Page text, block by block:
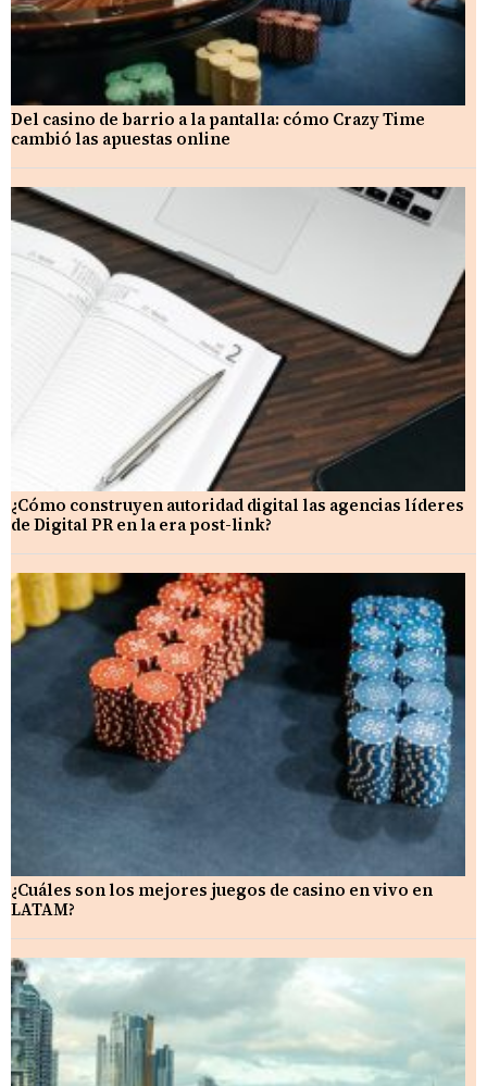
Del casino de barrio a la pantalla: cómo Crazy Time
cambió las apuestas online
¿Cómo construyen autoridad digital las agencias líderes
de Digital PR en la era post-link?
¿Cuáles son los mejores juegos de casino en vivo en
LATAM?